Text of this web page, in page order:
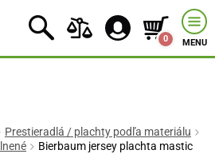
0 MENU
Prestieradlá / plachty podľa materiálu
Bierbaum jersey plachta mastic